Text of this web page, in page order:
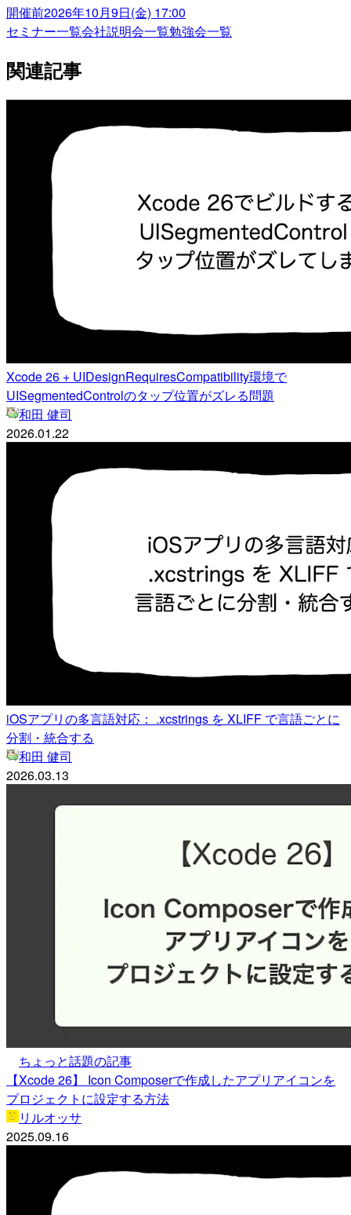
開催前2026年10月9日(金) 17:00
セミナー一覧会社説明会一覧勉強会一覧
関連記事
Xcode 26 + UIDesignRequiresCompatibility環境で
UISegmentedControlのタップ位置がズレる問題
和田 健司
2026.01.22
iOSアプリの多言語対応： .xcstrings を XLIFF で言語ごとに
分割・統合する
和田 健司
2026.03.13
ちょっと話題の記事
【Xcode 26】 Icon Composerで作成したアプリアイコンを
プロジェクトに設定する方法
リルオッサ
2025.09.16